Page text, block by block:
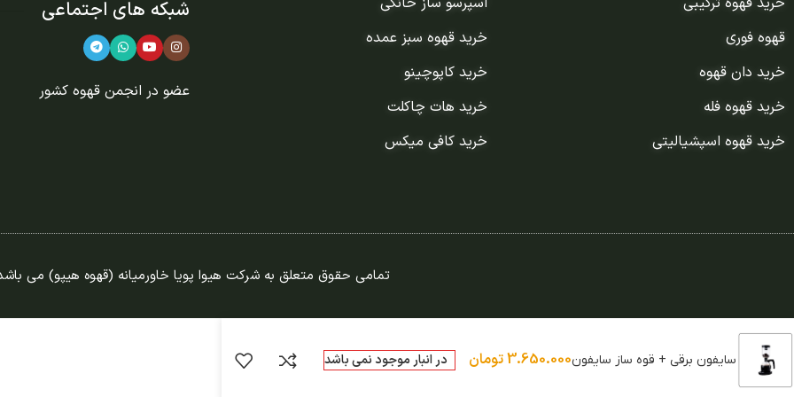
قهوه فوری
خرید دان قهوه
خرید قهوه فله
خرید قهوه اسپشیالیتی
خرید قهوه سبز عمده
خرید کاپوچینو
خرید هات چاکلت
خرید کافی میکس
شبکه های اجتماعی
عضو در انجمن قهوه کشور
تمامی حقوق متعلق به شرکت هیوا پویا خاورمیانه (قهوه هیپو) می
سایفون برقی + قوه ساز سایفون3.650.000تومان در انبار موجود نمی باشد